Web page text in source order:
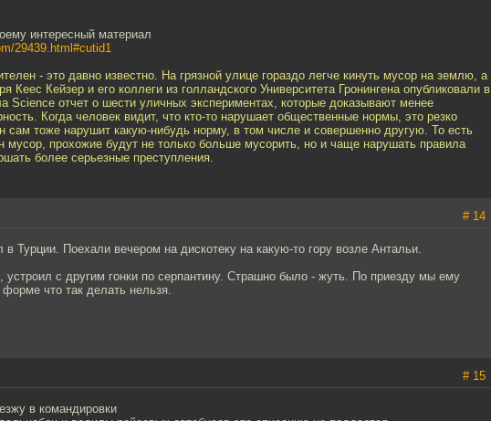
интересный материал
29439.html#cutid1
- это давно известно. На грязной улице гораздо легче кинуть мусор на землю, а
Кеес Кейзер и его коллеги из голландского Университета Гронингена опубликовали в
Science отчет о шести уличных экспериментах, которые доказывают менее
Когда человек видит, что кто-то нарушает общественные нормы, это резко
сам тоже нарушит какую-нибудь норму, в том числе и совершенно другую. То есть
мусор, прохожие будут не только больше мусорить, но и чаще нарушать правила
более серьезные преступления.
# 14
в Турции. Поехали вечером на дискотеку на какую-то гору возле Антальи.
устроил с другим гонки по серпантину. Страшно было - жуть. По приезду мы ему
что так делать нельзя.
# 15
в командировки